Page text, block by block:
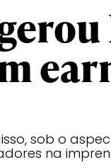
sob o
na